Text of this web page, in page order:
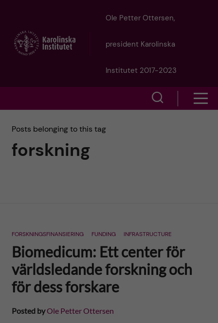
t
m
Ole Petter Ottersen,
president Karolinska
Institutet 2017-2023
c
h
f
u
Posts belonging to this tag
forskning
FORSKNINGSFINANSIERING FUNDING INFRASTRUCTURE
Biomedicum: Ett center för
världsledande forskning och
för dess forskare
Posted byOle Petter Ottersen